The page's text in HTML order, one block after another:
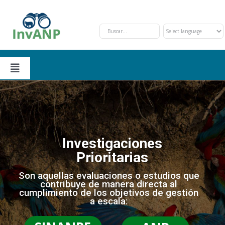
content
Toggle
Navigation
Secciones
Solicitud y Trámite
Oportunidades de Financiamiento
Investigaciones Prioritarias
Nosotros
Eventos
Contáctanos
Investigaciones
Prioritarias
Son aquellas evaluaciones o estudios que
contribuye de manera directa al
cumplimiento de los objetivos de gestión
a escala: